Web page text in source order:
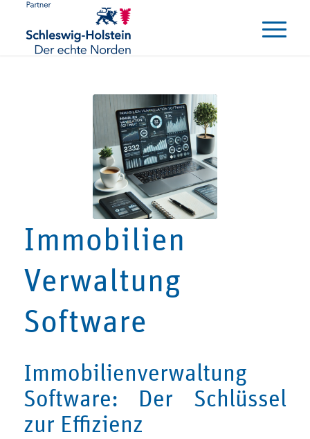
Immobilien
Verwaltung
Software
Immobilienverwaltung
Software: Der Schlüssel
zur Effizienz